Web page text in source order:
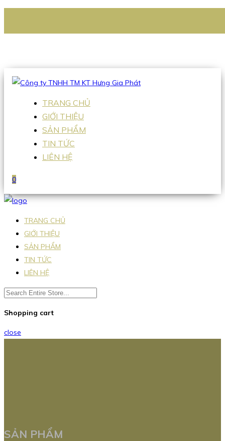
Hotline:0938 336 079
TRANG CHỦ
GIỚI THIỆU
SẢN PHẨM
TIN TỨC
LIÊN HỆ
0
TRANG CHỦ
GIỚI THIỆU
SẢN PHẨM
TIN TỨC
LIÊN HỆ
Shopping cart
close
SẢN PHẨM